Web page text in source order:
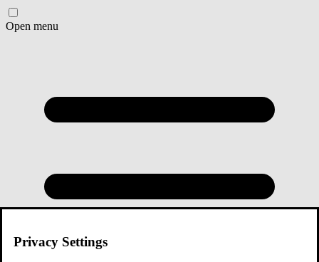
Open menu
Privacy Settings